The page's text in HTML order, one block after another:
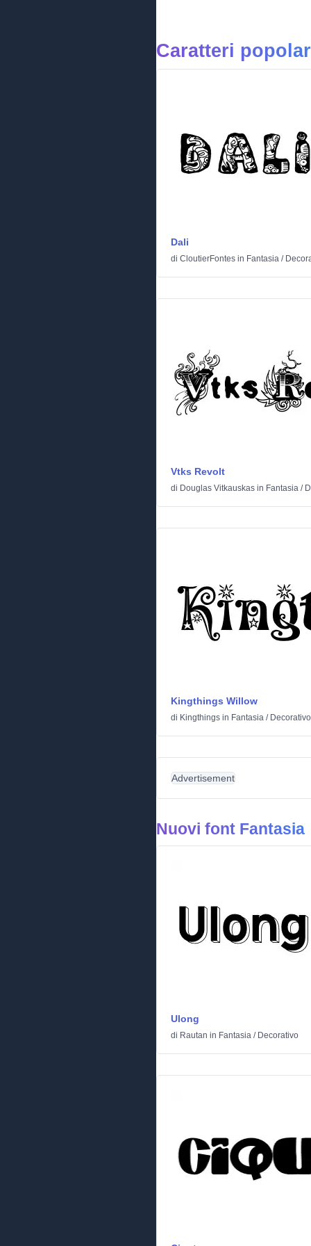
Caratteri
Dali
di CloutierFontes in Fantasia /
Vtks Revolt
di Douglas Vitkauskas in Fantasia /
Kingthings Willow
di Kingthings in Fantasia / Decorativo
Advertisement
Nuovi font Fantasia
Ulong
di Rautan in Fantasia / Decorativo